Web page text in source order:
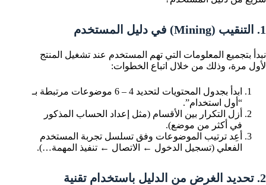
1. التنقيب (Mining) في دليل المستخدم
نبدأ بتجميع المعلومات التي تهم المستخدم عند تشغيل المنتج
لأول مرة، وذلك من خلال اتباع الخطوات:
ابدأ بجدول المحتويات لتحديد 4 – 6 موضوعات مرتبطة بـ
“أول استخدام”.
أزل التكرار بين الأقسام (مثل إعداد الحساب المذكور
في أكثر من موضع).
أعِد ترتيب الموضوعات وفق تسلسل تجربة المستخدم
الفعلي (تسجيل الدخول ← الاتصال ← تنفيذ المهمة…).
2. تحديد الغرض من الدليل باستخدام تقنية